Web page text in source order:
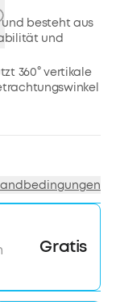
besteht aus
und
360° vertikale
Tragfähigkeit
Gratis